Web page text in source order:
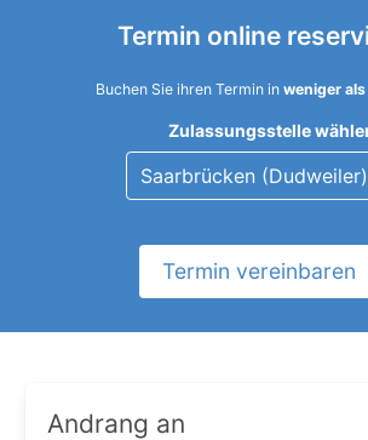
Termin online
Buchen Sie ihren Termin in weniger
Zulassungsstelle
Termin vereinbaren
Andrang an